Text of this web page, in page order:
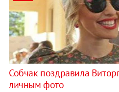
Собчак поздравила
личным фото